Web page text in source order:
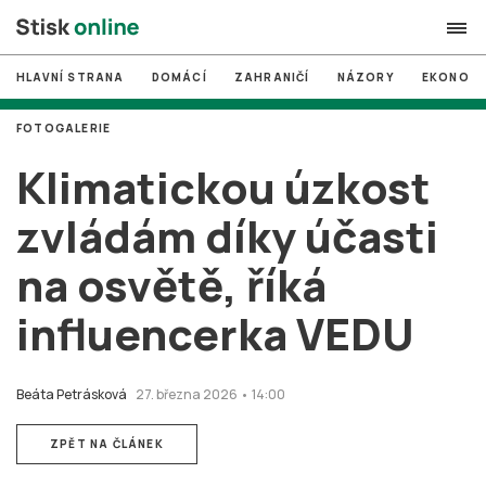
search
# MUNI
# Brno
# volby
login PŘIHLÁSIT SE
Zapomněli jste heslo?
HLAVNÍ STRANA DOMÁCÍ ZAHRANIČÍ NÁZORY
Klimatickou úzkost
zvládám díky účasti
na osvětě, říká
influencerka VEDU
Beáta Petrásková 27. března 2026 • 14:00
FOTOGALERIE
ZPĚT NA ČLÁNEK